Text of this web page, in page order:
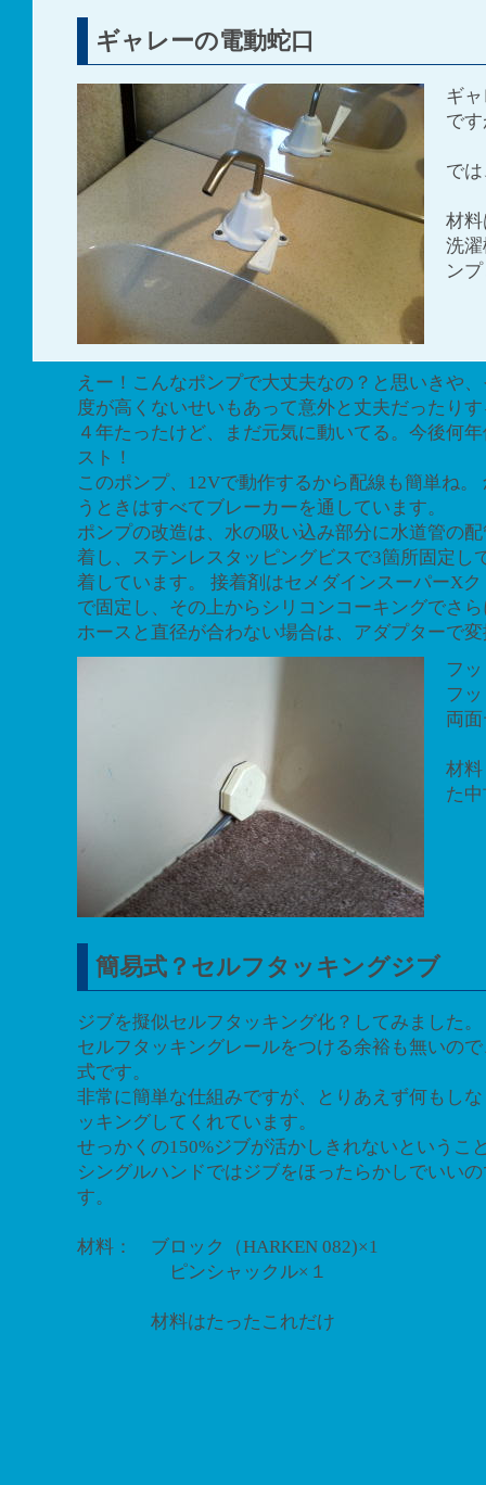
ギャレーの電動蛇口
ギ
で
で
材
洗
ン
えー！こんなポンプで大丈夫なの？と思いきや
度が高くないせいもあって意外と丈夫だったり
４年たったけど、まだ元気に動いてる。今後何
スト！
このポンプ、12Vで動作するから配線も簡単ね。
うときはすべてブレーカーを通しています。
ポンプの改造は、水の吸い込み部分に水道管の
着し、ステンレスタッピングビスで3箇所固定し
着しています。 接着剤はセメダインスーパーX
で固定し、その上からシリコンコーキングでさ
ホースと直径が合わない場合は、アダプターで
フ
フ
両
材
た
簡易式？セルフタッキングジブ
ジブを擬似セルフタッキング化？してみました。
セルフタッキングレールをつける余裕も無いの
式です。
非常に簡単な仕組みですが、とりあえず何もし
ッキングしてくれています。
せっかくの150%ジブが活かしきれないというこ
シングルハンドではジブをほったらかしでいい
す。
材料： ブロック（HARKEN 082)×1
ピンシャックル×１
材料はたったこれだけ